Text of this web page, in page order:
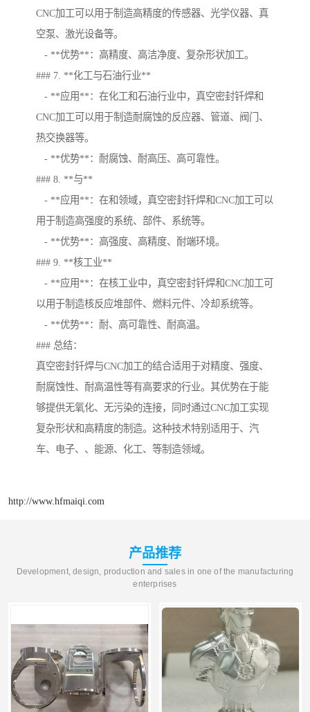
CNC加工可以用于制造高精度的传感器、光学仪器、真
空泵、激光设备等。
- **优势**：高精度、高洁净度、复杂形状加工。
### 7. **化工与石油行业**
- **应用**：在化工和石油行业中，真空密封钎焊和
CNC加工可以用于制造耐腐蚀的反应器、管道、阀门、
热交换器等。
- **优势**：耐腐蚀、耐高压、高可靠性。
### 8. **与**
- **应用**：在和领域，真空密封钎焊和CNC加工可以
用于制造高强度的系统、部件、系统等。
- **优势**：高强度、高精度、耐端环境。
### 9. **核工业**
- **应用**：在核工业中，真空密封钎焊和CNC加工可
以用于制造核反应堆部件、燃料元件、冷却系统等。
- **优势**：耐、高可靠性、耐高温。
### 总结：
真空密封钎焊与CNC加工的结合适用于对精度、强度、
耐腐蚀性、耐高温性等有高要求的行业。其优势在于能
够提供无氧化、无污染的连接，同时通过CNC加工实现
复杂形状和高精度的制造。这种技术特别适用于、汽
车、电子、、能源、化工、等制造领域。
http://www.hfmaiqi.com
产品推荐
Development, design, production and sales in one of the manufacturing
enterprises